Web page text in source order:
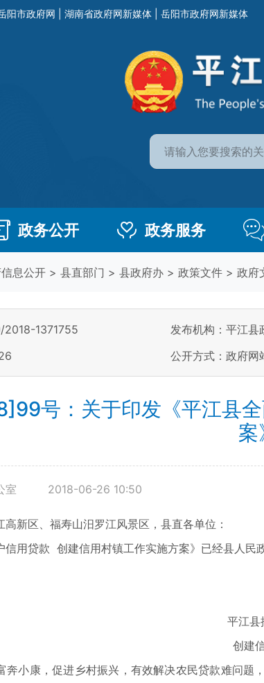
阳市政府网 湖南省政府网新媒体 岳阳市政府网新媒体
政务公开 政务服务
息公开 > 县直部门 > 县政府办 > 政策文件 > 政府
1371755 发布机构：平江县
公开方式：政府网
号：关于印发《平江县
案
室 2018-06-26 10:50
新区、福寿山汨罗江风景区，县直各单位：
信用贷款 创建信用村镇工作实施方案》已经县人民
平江县
创建
奔小康，促进乡村振兴，有效解决农民贷款难问